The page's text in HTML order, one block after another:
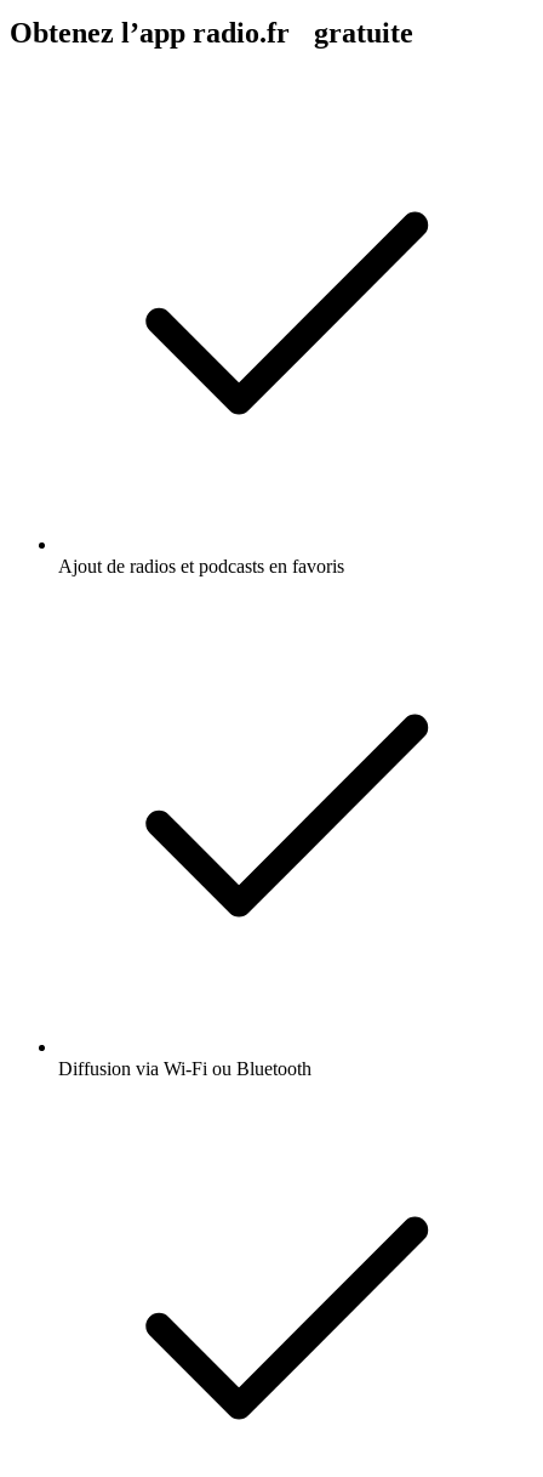
Obtenez l’app radio.fr gratuite
Ajout de radios et podcasts en favoris
Diffusion via Wi-Fi ou Bluetooth